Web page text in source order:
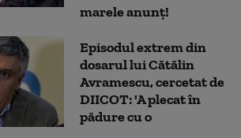
marele anunț!
Episodul extrem din
dosarul lui Cătălin
Avramescu, cercetat de
DIICOT: 'A plecat în
pădure cu o